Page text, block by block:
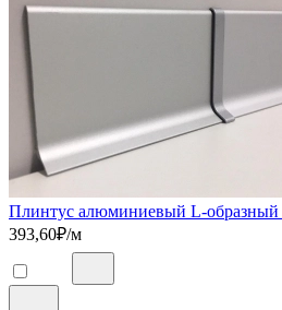
Плинтус алюминиевый L-образный
393,60₽/м